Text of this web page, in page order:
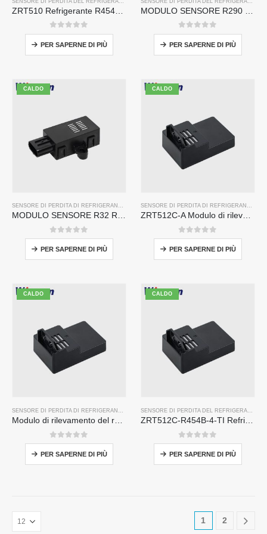
0su 5
PER SAPERNE DI PIÙ
0su 5
PER SAPERNE DI PIÙ
CALDO
SENSORE DI PERDITA DI REFRIGERANTE R32
MODULO SENSORE R32 R32 ZRT510-Sensore refrigerante NDIR ad alte prestazioni
0su 5
PER SAPERNE DI PIÙ
CALDO
SENSORE DI PERDITA DI REFRIGERANTE R32
ZRT512C-A Modulo di rilevamento del refrigerante | Sensore di gas NDIR per R32, R454B, R290 | Alimentazione ad ampio tensione
0su 5
PER SAPERNE DI PIÙ
CALDO
SENSORE DI PERDITA DI REFRIGERANTE R32 SENSORE DI PERDITA DEL REFRIGERANTE
Modulo di rilevamento del refrigerante ZRT512C-B | Sensore di gas NDIR a bassa tensione per R32, R454b, R290
0su 5
PER SAPERNE DI PIÙ
CALDO
SENSORE DI PERDITA DEL REFRIGERANTE R454B
ZRT512C-R454B-4-TI Refrigerant Sensor Module | NDIR Technology for HVAC & Industrial Safety Monitoring
0su 5
PER SAPERNE DI PIÙ
1 2